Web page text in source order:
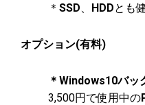
＊ SSD、 HDDとも
オプション(有料)
＊Windows10バッ
3,500円で使用中の